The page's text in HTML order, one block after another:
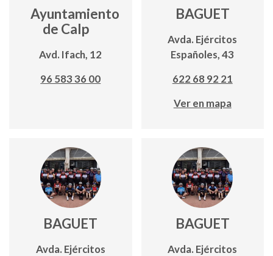
Ayuntamiento
de Calp
Avd. Ifach, 12
96 583 36 00
BAGUET
Avda. Ejércitos
Españoles, 43
622 68 92 21
Ver en mapa
BAGUET
Avda. Ejércitos
BAGUET
Avda. Ejércitos